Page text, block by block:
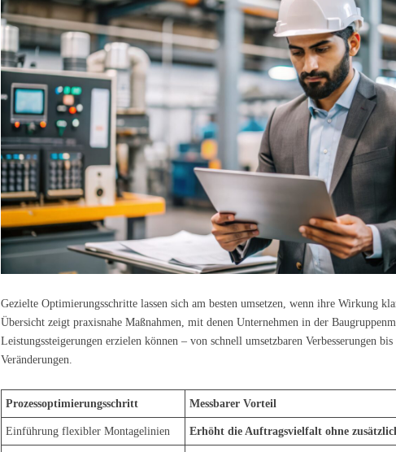
Gezielte Optimierungsschritte lassen sich am besten umsetzen, wenn ihre Wirkung
Übersicht zeigt praxisnahe Maßnahmen, mit denen Unternehmen in der
Leistungssteigerungen erzielen können – von schnell umsetzbaren Verbesserungen bis
Veränderungen.
Prozessoptimierungsschritt Messbarer Vorteil
Einführung flexibler Montagelinien Erhöht die Auftragsvielfalt ohne